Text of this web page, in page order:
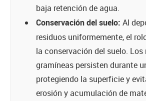
baja retención de agua.
Conservación del suelo: Al
residuos uniformemente, el
la conservación del suelo. Los
gramíneas persisten durante
protegiendo la superficie y
erosión y acumulación de